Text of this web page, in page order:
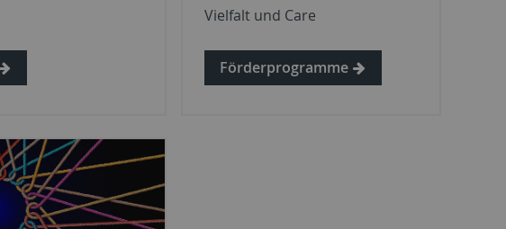
Vielfalt und Care
Förderprogramme